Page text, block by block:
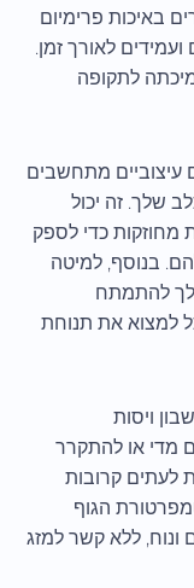
באיכות פרימיום
לאורך זמן.
לתקופה
עיצוביים מתחשבים
שלך. זה יכול
מחוזקות כדי לספק
בנוסף, למיטה
להתמתח
למצוא את תנוחת
ויסות
מדי או להתקרר
לעתים קרובות
הגוף
ללא קשר למזג